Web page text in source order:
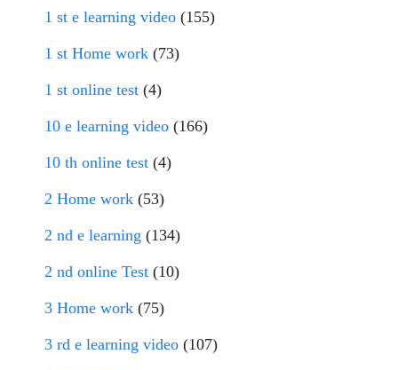
1 st e learning video (155)
1 st Home work (73)
1 st online test (4)
10 e learning video (166)
10 th online test (4)
2 Home work (53)
2 nd e learning (134)
2 nd online Test (10)
3 Home work (75)
3 rd e learning video (107)